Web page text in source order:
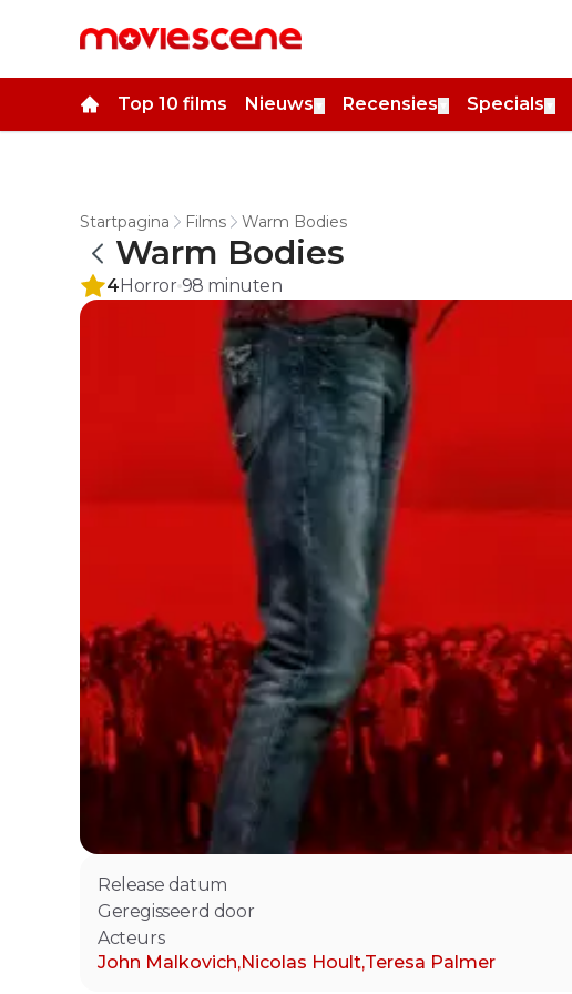
Top 10 films Nieuws Recensies Specials
Startpagina Films Warm Bodies
Warm Bodies
4Horror 98 minuten
Release datum
Geregisseerd door
Acteurs
John Malkovich,Nicolas Hoult,Teresa Palmer